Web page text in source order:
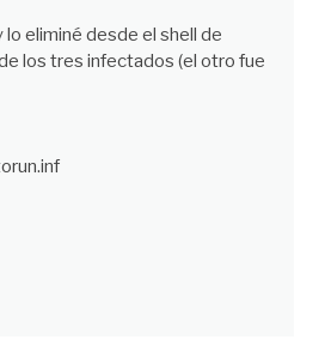
eliminé desde el shell de
los tres infectados (el otro fue